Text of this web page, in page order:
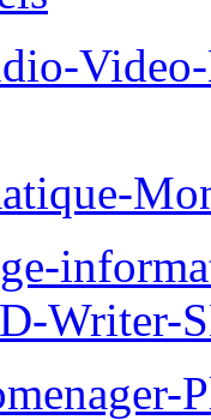
Writer-